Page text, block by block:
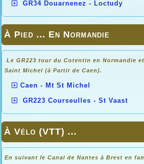
GR34 Douarnenez - Loctudy
À Pied ... En Normandie
Le GR223 tour du Cotentin en Normandie
Saint Michel (à Partir de Caen).
Caen - Mt St Michel
GR223 Courseulles - St Vaast
À Vélo (VTT) ...
En suivant le Canal de Nantes à Brest en